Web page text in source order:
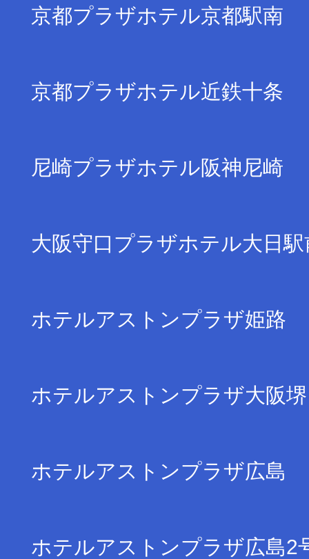
京都プラザホテル京都駅南
京都プラザホテル近鉄十条
尼崎プラザホテル阪神尼崎
大阪守口プラザホテル大日駅
ホテルアストンプラザ姫路
ホテルアストンプラザ大阪堺
ホテルアストンプラザ広島
ホテルアストンプラザ広島2